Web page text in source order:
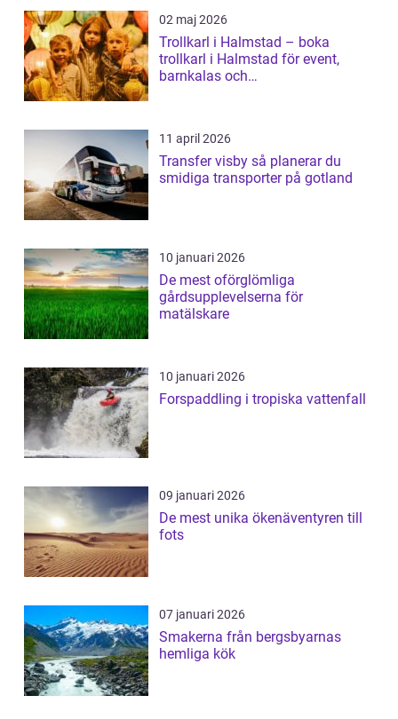
02 maj 2026
Trollkarl i Halmstad – boka
trollkarl i Halmstad för event,
barnkalas och
11 april 2026
Transfer visby så planerar du
smidiga transporter på gotland
10 januari 2026
De mest oförglömliga
gårdsupplevelserna för
matälskare
10 januari 2026
Forspaddling i tropiska vattenfall
09 januari 2026
De mest unika ökenäventyren till
fots
07 januari 2026
Smakerna från bergsbyarnas
hemliga kök